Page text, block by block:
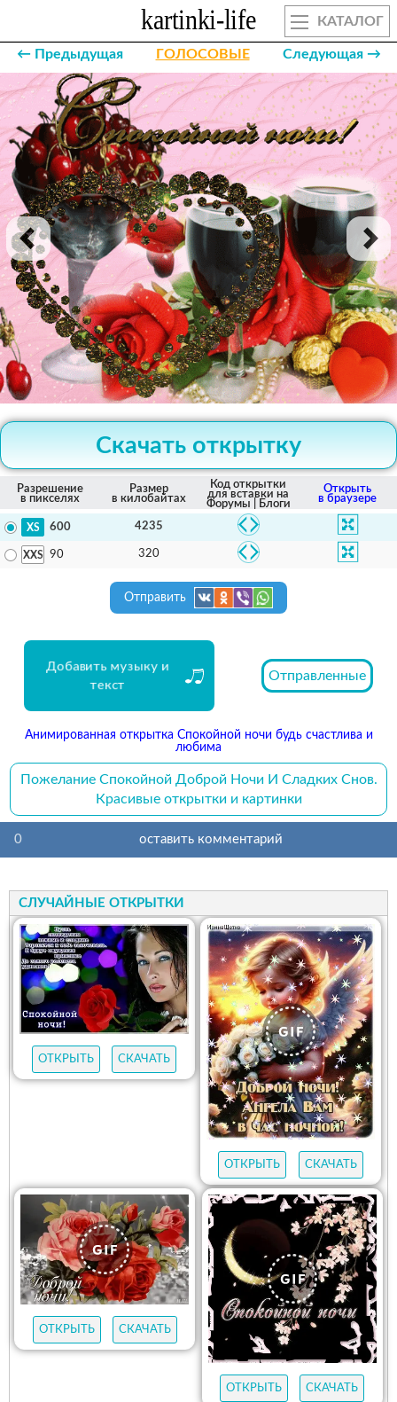
КАТАЛОГ
← Предыдущая ГОЛОСОВЫЕ Следующая →
Скачать открытку
Разрешение
в пикселях
Размер
в килобайтах
Код открытки
для вставки на
Форумы | Блоги
Открыть
в браузере
600 4235
90 320
Отправить
Добавить музыку и
текст
Отправленные
Анимированная открытка Спокойной ночи будь счастлива и
любима
Пожелание Спокойной Доброй Ночи И Сладких Снов.
Красивые открытки и картинки
0 оставить комментарий
СЛУЧАЙНЫЕ ОТКРЫТКИ
ОТКРЫТЬ СКАЧАТЬ
ОТКРЫТЬ СКАЧАТЬ
ОТКРЫТЬ СКАЧАТЬ
ОТКРЫТЬ СКАЧАТЬ